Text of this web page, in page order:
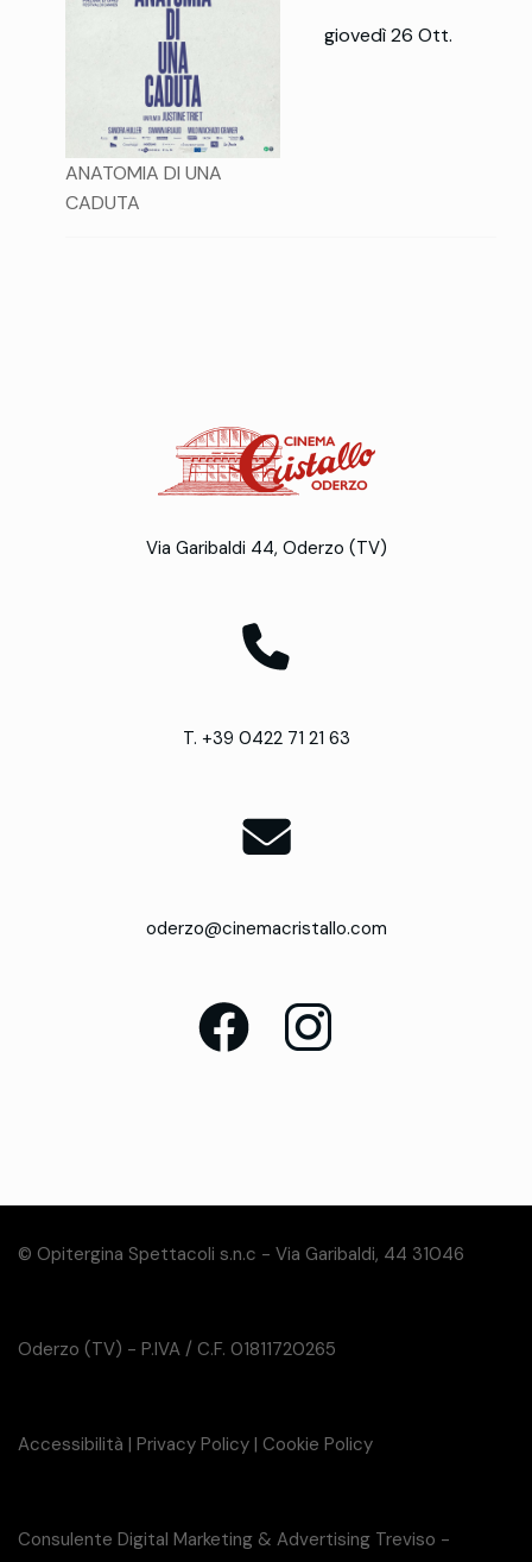
ANATOMIA DI UNA
CADUTA
giovedì 26 Ott.
Via Garibaldi 44, Oderzo (TV)
T. +39 0422 71 21 63
oderzo@cinemacristallo.com
© Opitergina Spettacoli s.n.c - Via Garibaldi, 44 31046
Oderzo (TV) - P.IVA / C.F. 01811720265
Accessibilità | Privacy Policy | Cookie Policy
Consulente Digital Marketing & Advertising Treviso -